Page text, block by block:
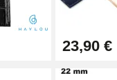
23,90 €